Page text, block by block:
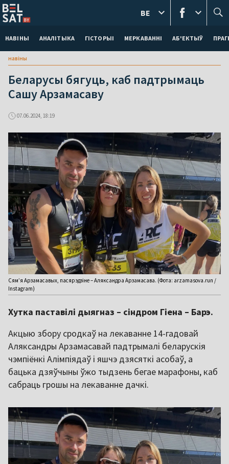
НАВІНЫ АНАЛІТЫКА ГІСТОРЫІ МЕРКАВАННI АБ'ЕКТЫЎ
BE
навіны
Беларусы бягуць, каб падтрымаць
Сашу Арзамасаву
07.06.2024, 18:19
Сям’я Арзамасавых, пасярэдзіне – Аляксандра Арзамасава. (Фота: arzamasova.run /
Instagram)
Хутка паставілі дыягназ – сіндром Гіена – Барэ.
Акцыю збору сродкаў на лекаванне 14-гадовай
Аляксандры Арзамасавай падтрымалі беларускія
чэмпіёнкі Алімпіядаў і яшчэ дзясяткі асобаў, а
бацька дзяўчыны ўжо тыдзень бегае марафоны, каб
сабраць грошы на лекаванне дачкі.